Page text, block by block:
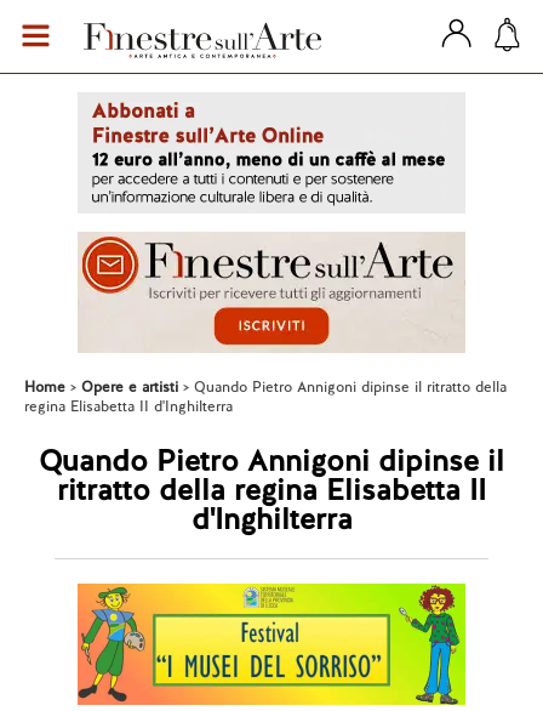
Home Opere e artisti
Quando Pietro Annigoni dipinse il ritratto della
regina Elisabetta II d'Inghilterra
Quando Pietro Annigoni dipinse il
ritratto della regina Elisabetta II
d'Inghilterra